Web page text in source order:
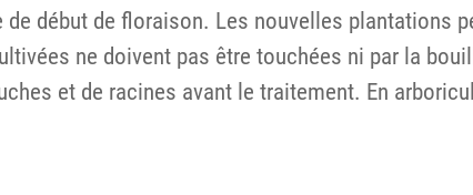
début de floraison. Les nouvelles plantations
ne doivent pas être touchées ni par la
et de racines avant le traitement. En